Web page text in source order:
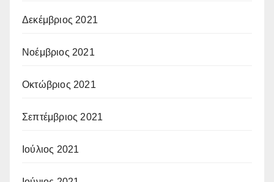
Δεκέμβριος 2021
Νοέμβριος 2021
Οκτώβριος 2021
Σεπτέμβριος 2021
Ιούλιος 2021